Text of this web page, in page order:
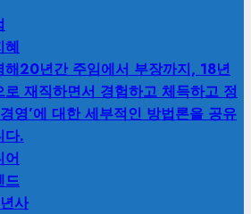
혜
해20년간 주임에서 부장까지, 18년
로 재직하면서 경험하고 체득하고 정
영’에 대한 세부적인 방법론을 공유
다.
어
드
사